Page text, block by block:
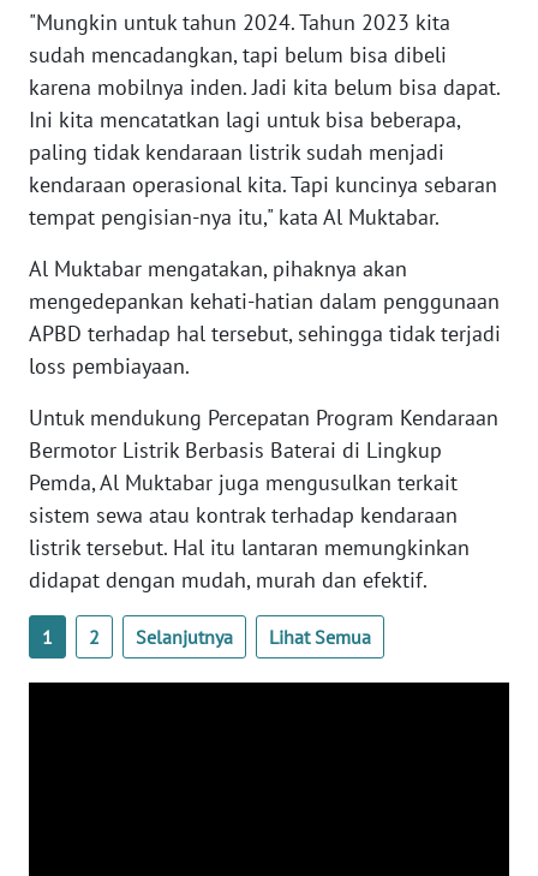
"Mungkin untuk tahun 2024. Tahun 2023 kita
sudah mencadangkan, tapi belum bisa dibeli
karena mobilnya inden. Jadi kita belum bisa dapat.
Ini kita mencatatkan lagi untuk bisa beberapa,
paling tidak kendaraan listrik sudah menjadi
kendaraan operasional kita. Tapi kuncinya sebaran
tempat pengisian-nya itu," kata Al Muktabar.
Al Muktabar mengatakan, pihaknya akan
mengedepankan kehati-hatian dalam penggunaan
APBD terhadap hal tersebut, sehingga tidak terjadi
loss pembiayaan.
Untuk mendukung Percepatan Program Kendaraan
Bermotor Listrik Berbasis Baterai di Lingkup
Pemda, Al Muktabar juga mengusulkan terkait
sistem sewa atau kontrak terhadap kendaraan
listrik tersebut. Hal itu lantaran memungkinkan
didapat dengan mudah, murah dan efektif.
1 2 Selanjutnya Lihat Semua
NTB
WN
SULTENG
WN
SULBAR
WN
SUMBAR
SUMSEL
WN
BENGKULU
WN
LAMPUNG